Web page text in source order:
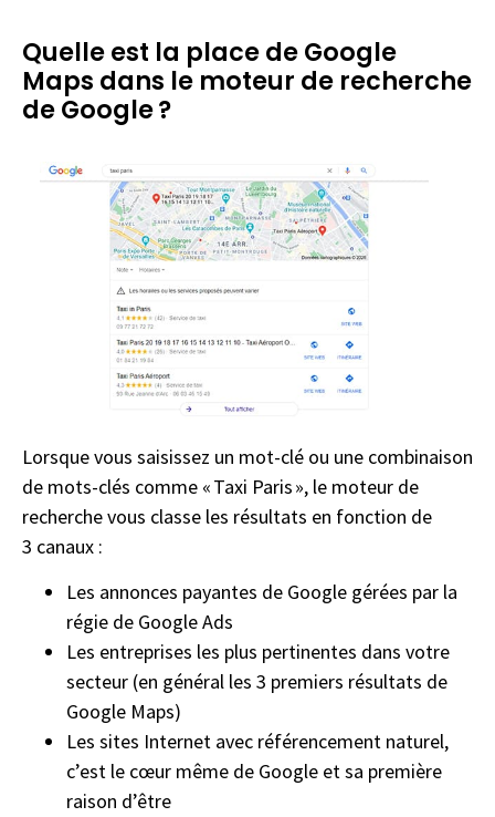
Quelle est la place de Google
Maps dans le moteur de recherche
de Google ?
Lorsque vous saisissez un mot-clé ou une combinaison
de mots-clés comme « Taxi Paris », le moteur de
recherche vous classe les résultats en fonction de
3 canaux :
Les annonces payantes de Google gérées par la
régie de Google Ads
Les entreprises les plus pertinentes dans votre
secteur (en général les 3 premiers résultats de
Google Maps)
Les sites Internet avec référencement naturel,
c’est le cœur même de Google et sa première
raison d’être